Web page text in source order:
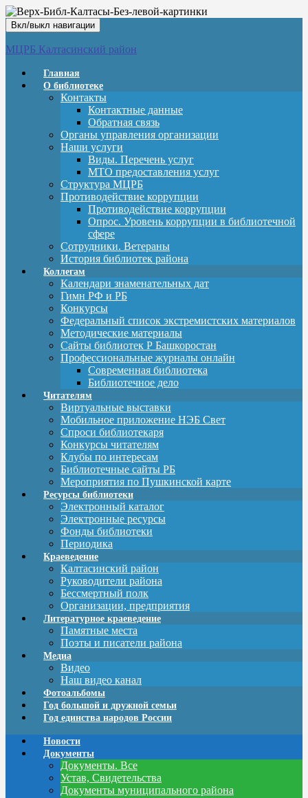
Вкл/выкл навигации
МЦРБ Калтасинский район
Главная
О библиотеке
Контакты
Контактные данные
Обратная связь
Органы управления организации
Наши услуги
Виды. Перечень услуг
МТО предоставления услуг
Структура МЦРБ
Противодействие коррупции
Противодействие коррупции
Опрос. Уровень коррупции в библиотечной
сфере
Сотрудники. Ветераны
История библиотек района
Коллегам
Календари знаменательных дат
Гимн РФ и РБ
Конкурсы
Федеральный список экстремистских материалов
Методические материалы
Сайты библиотек Р Башкоростан
Профессиональные журналы онлайн
Современная библиотека
Библиотечное дело
Читателям
Виртуальные выставки
Мобильное приложение НЭБ Свет
Спроси библиотекаря
Конкурсы читателям
Клубы по интересам
Библиотечные сайты РБ
Мероприятия по Пушкинской карте
Ресурсы библиотеки
Электронный каталог
Электронные ресурсы
Фонды библиотеки
Периодика
Краеведение
Калтасинский район
Руководители района
Бессмертный полк
Организации, предприятия
Литературное краеведение
Памятные места
Поэты и писатели района
Медиа
Видео
Наш видео канал
Фотоальбомы
Год большой и дружной семьи
Год единства народов России
Новости
Документы
Документы. Все
Устав, Свидетельства
Документы муниципального района